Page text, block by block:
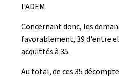
l'ADEM.
Concernant donc, les
favorablement, 39 d'entre
acquittés à 35.
Au total, de ces 35